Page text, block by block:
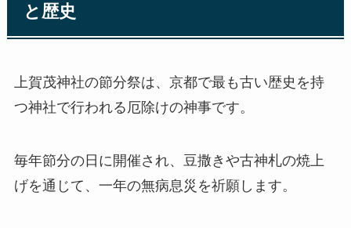
と歴史
上賀茂神社の節分祭は、京都で最も古い歴史を持
つ神社で行われる厄除けの神事です。
毎年節分の日に開催され、豆撒きや古神札の焼上
げを通じて、一年の無病息災を祈願します。